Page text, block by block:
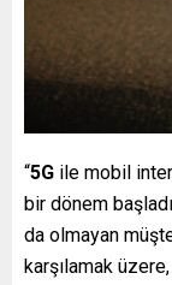
“5G ile mobil
bir dönem
da olmayan
karşılamak